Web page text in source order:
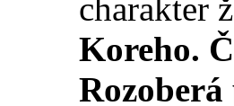
charakter
Koreho.